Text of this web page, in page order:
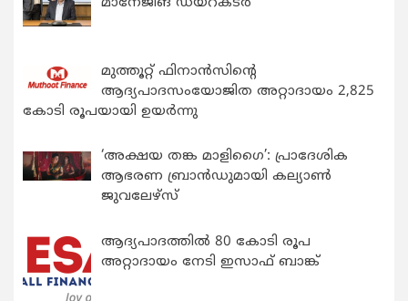
മാനേജിങ് ഡയറക്ടർ
മുത്തൂറ്റ് ഫിനാൻസിന്റെ
ആദ്യപാദസംയോജിത അറ്റാദായം 2,825
കോടി രൂപയായി ഉയർന്നു
‘അക്ഷയ തങ്ക മാളിഗൈ’: പ്രാദേശിക
ആഭരണ ബ്രാന്‍ഡുമായി കല്യാണ്‍
ജുവലേഴ്‌സ്
ആദ്യപാദത്തിൽ 80 കോടി രൂപ
അറ്റാദായം നേടി ഇസാഫ് ബാങ്ക്